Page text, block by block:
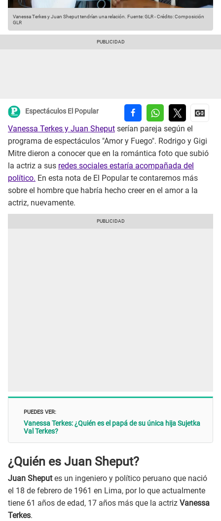
Vanessa Terkes y Juan Sheput tendrían una relación. Fuente: GLR-Crédito: Composición
GLR
Espectáculos El Popular
Vanessa Terkes y Juan Sheput serían pareja según el
programa de espectáculos "Amor y Fuego". Rodrigo y Gigi
Mitre dieron a conocer que en la romántica foto que subió
la actriz a sus redes sociales estaría acompañada del
político. En esta nota de El Popular te contaremos más
sobre el hombre que habría hecho creer en el amor a la
actriz, nuevamente.
PUEDES VER:
Vanessa Terkes: ¿Quién es el papá de su única hija Sujetka
Val Terkes?
¿Quién es Juan Sheput?
Juan Sheputes un ingeniero y político peruano que nació
el 18 de febrero de 1961 en Lima, por lo que actualmente
tiene 61 años de edad, 17 años más que la actriz Vanessa
Terkes.